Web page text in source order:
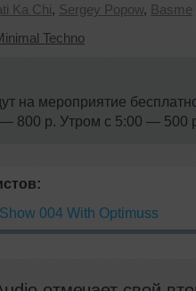
Ka Chi, Sergey Popow, Basme
Techno
на мероприятие
800 р. Утром с 5:00 — 500
004 With Optimuss